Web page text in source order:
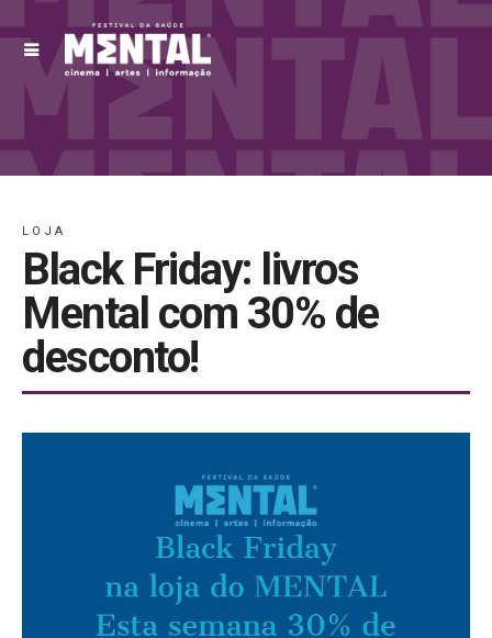
LOJA
Black Friday: livros
Mental com 30% de
desconto!